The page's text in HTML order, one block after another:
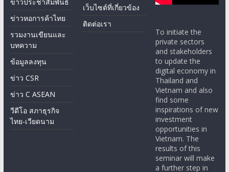
ข่าวหอการค้าไทย
รวมงานเขียนและ
บทความ
ข้อมูลลงทุน
ข่าว CSR
ข่าว C ASEAN
วีดีโอ สภาธุรกิจ
ไทย-เวียดนาม
เว็บไซต์ที่เกี่ยวข้อง
ติดต่อเรา
To initiate the
private sectors
and stakeholders
to update the
digital economy in
Thailand and
Vietnam and also
find some
inspirations of new
investment
opportunities in
Vietnam. The
results of this
seminar will make
a further step in